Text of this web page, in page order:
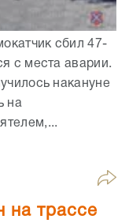
сбил 47-
с места аварии.
накануне
на
на трассе